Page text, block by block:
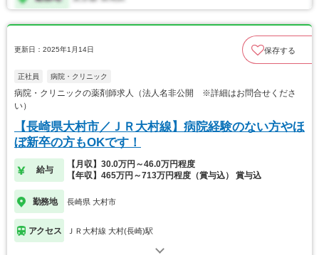
更新日：2025年1月14日 保存する
正社員 病院・クリニック
病院・クリニックの薬剤師求人（法人名非公開 ※詳細はお問合せくださ
い）
【長崎県大村市／ＪＲ大村線】病院経験のない方やほ
ぼ新卒の方もOKです！
給与
【月収】30.0万円～46.0万円程度
【年収】465万円～713万円程度（賞与込） 賞与込
勤務地 長崎県 大村市
アクセス ＪＲ大村線 大村(長崎)駅